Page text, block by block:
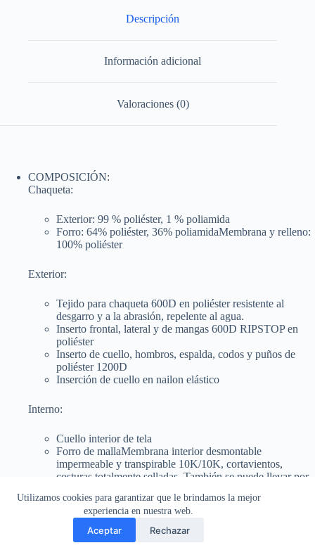
Bienvenidos a nuestra tienda online. Estamos listos para brindarte lo
Utilizamos cookies para garantizar que le brindamos la mejor
experiencia en nuestra web.
Aceptar Rechazar
Descripción
Información adicional
Valoraciones (0)
COMPOSICIÓN:
Chaqueta:
Exterior: 99 % poliéster, 1 % poliamida
Forro: 64% poliéster, 36% poliamidaMembrana y relleno:
100% poliéster
Exterior:
Tejido para chaqueta 600D en poliéster resistente al
desgarro y a la abrasión, repelente al agua.
Inserto frontal, lateral y de mangas 600D RIPSTOP en
poliéster
Inserto de cuello, hombros, espalda, codos y puños de
poliéster 1200D
Inserción de cuello en nailon elástico
Interno:
Cuello interior de tela
Forro de mallaMembrana interior desmontable
impermeable y transpirable 10K/10K, cortavientos,
costuras totalmente selladas. También se puede llevar por
Acolchado interior desmontable gr.120